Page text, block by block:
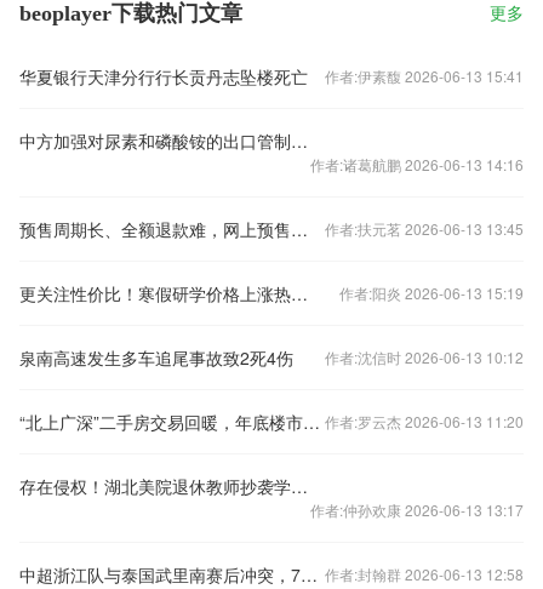
beoplayer下载热门文章 更多
华夏银行天津分行行长贡丹志坠楼死亡 作者:伊素馥 2026-06-13 15:41
中方加强对尿素和磷酸铵的出口管制？外交部回应
作者:诸葛航鹏 2026-06-13 14:16
预售周期长、全额退款难，网上预售票套路埋得深 作者:扶元茗 2026-06-13 13:45
更关注性价比！寒假研学价格上涨热度下降 作者:阳炎 2026-06-13 15:19
泉南高速发生多车追尾事故致2死4伤 作者:沈信时 2026-06-13 10:12
“北上广深”二手房交易回暖，年底楼市怎样看？ 作者:罗云杰 2026-06-13 11:20
存在侵权！湖北美院退休教师抄袭学生作品被判赔偿10万元
作者:仲孙欢康 2026-06-13 13:17
中超浙江队与泰国武里南赛后冲突，7人被禁赛48场 作者:封翰群 2026-06-13 12:58